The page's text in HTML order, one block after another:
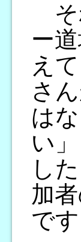
そ
ー
え
さ
は
い
し
加
です